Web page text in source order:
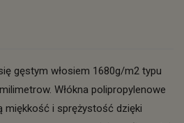
gęstym włosiem 1680g/m2 typu
Włókna polipropylenowe
miękkość i sprężystość dzięki